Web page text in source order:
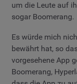
um die Leute auf
sogar Boomerang.
Es würde mich
bewährt hat, so
vorgesehene App
Boomerang,